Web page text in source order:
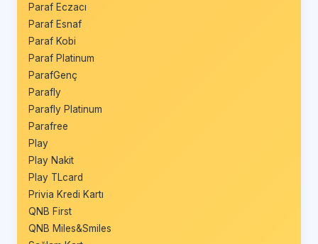
Paraf Eczacı
Paraf Esnaf
Paraf Kobi
Paraf Platinum
ParafGenç
Parafly
Parafly Platinum
Parafree
Play
Play Nakit
Play TLcard
Privia Kredi Kartı
QNB First
QNB Miles&Smiles